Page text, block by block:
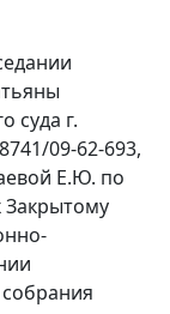
суда г.
09-62-693,
Е.Ю. по
Закрытому